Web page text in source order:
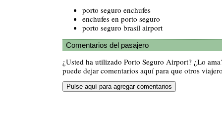
porto seguro enchufes
enchufes en porto seguro
porto seguro brasil airport
Comentarios del pasajero
¿Usted ha utilizado Porto Seguro Airport? ¿Lo
puede dejar comentarios aquí para que otros